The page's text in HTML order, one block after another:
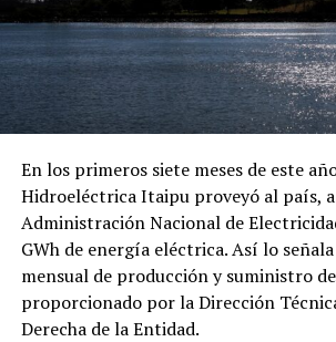
En los primeros siete meses de este
Hidroeléctrica Itaipu proveyó al país,
Administración Nacional de
GWh de energía eléctrica. Así lo
mensual de producción y suministro
proporcionado por la Dirección
Derecha de la Entidad.